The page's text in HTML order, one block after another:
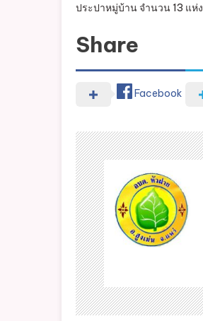
ประปาหมู่บ้าน จำนวน 13 แห่ง
Share
Facebook